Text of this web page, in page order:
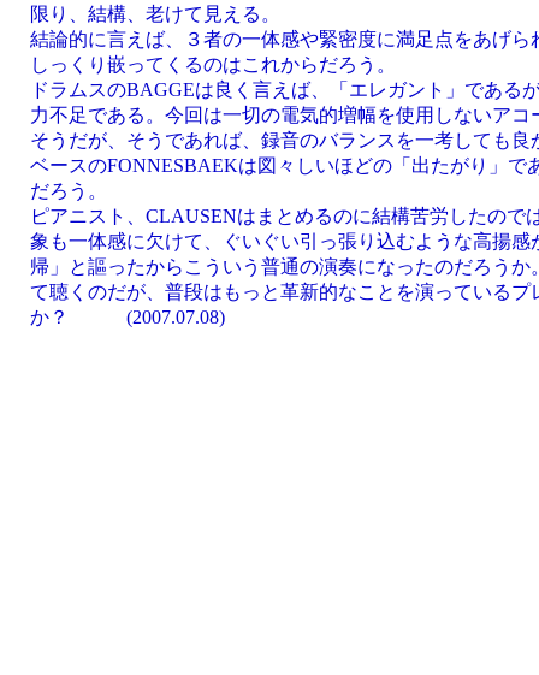
限り、結構、老けて見える。
結論的に言えば、３者の一体感や緊密度に満足点をあげ
しっくり嵌ってくるのはこれからだろう。
ドラムスのBAGGEは良く言えば、「エレガント」である
力不足である。今回は一切の電気的増幅を使用しないア
そうだが、そうであれば、録音のバランスを一考しても
ベースのFONNESBAEKは図々しいほどの「出たがり」で
だろう。
ピアニスト、CLAUSENはまとめるのに結構苦労したので
象も一体感に欠けて、ぐいぐい引っ張り込むような高揚
帰」と謳ったからこういう普通の演奏になったのだろう
て聴くのだが、普段はもっと革新的なことを演っているプ
か？ (2007.07.08)